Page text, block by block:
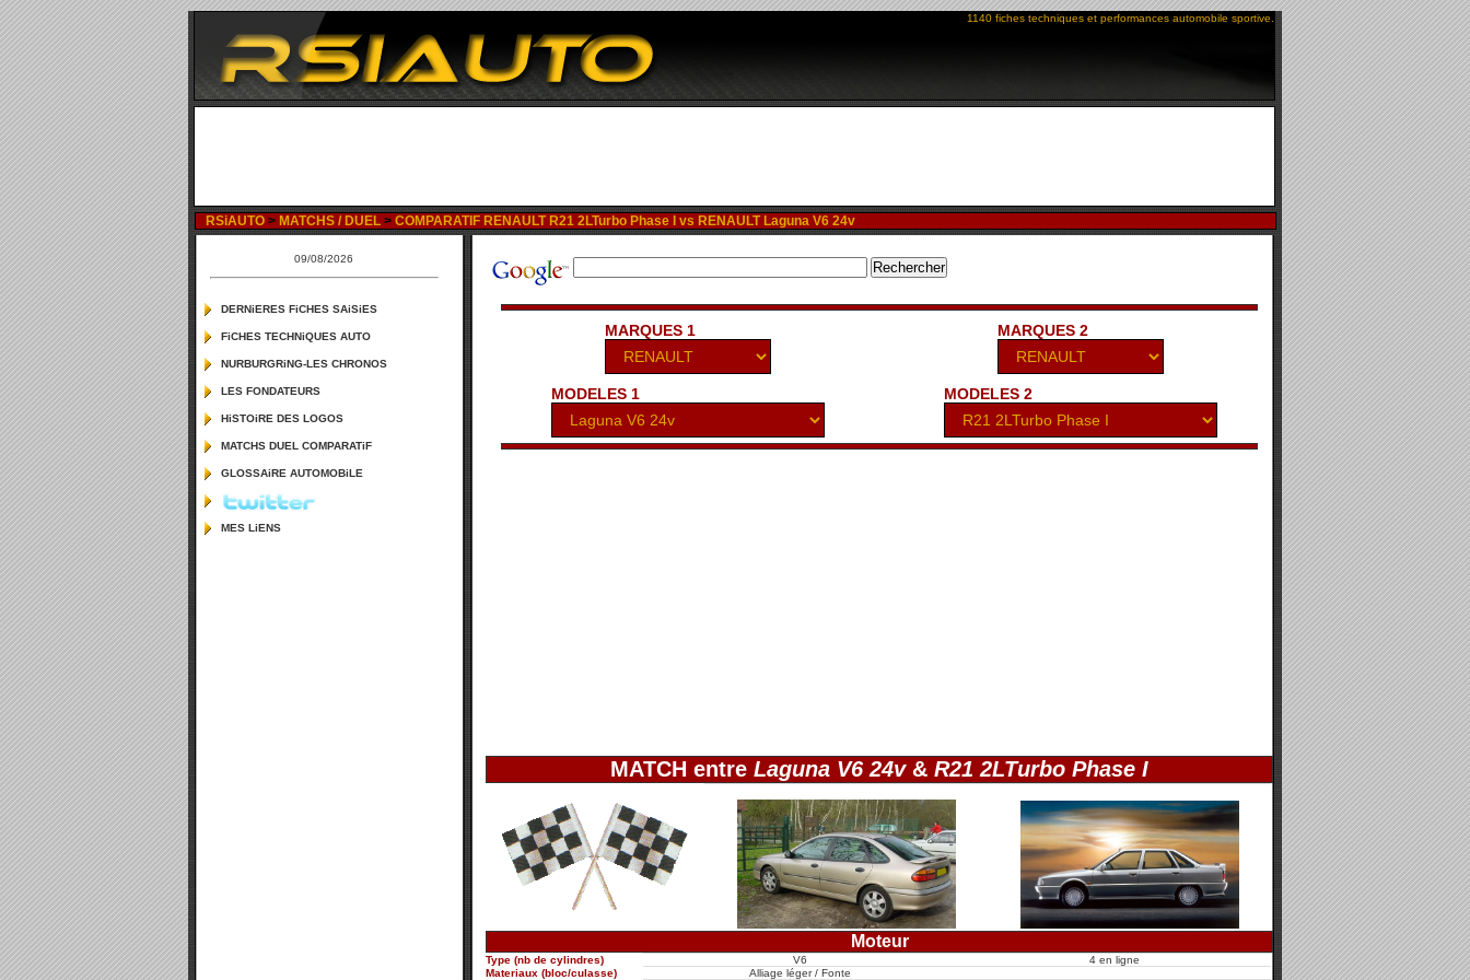
1140 fiches techniques et performances automobile sportive.
RSiAUTO > MATCHS / DUEL > COMPARATIF RENAULT R21 2LTurbo Phase I vs RENAULT Laguna V6 24v
MARQUES 1 MARQUES 2
MODELES 1 MODELES 2
MATCH entre Laguna V6 24v& R21 2LTurbo Phase I
Moteur
Type (nb de cylindres) V6
4 en ligne
Materiaux (bloc/culasse)
Alliage léger / Fonte
09/08/2026
DERNiERES FiCHES SAiSiES
FiCHES TECHNiQUES AUTO
NURBURGRiNG-LES CHRONOS
LES FONDATEURS
HiSTOiRE DES LOGOS
MATCHS DUEL COMPARATiF
GLOSSAiRE AUTOMOBiLE
MES LiENS